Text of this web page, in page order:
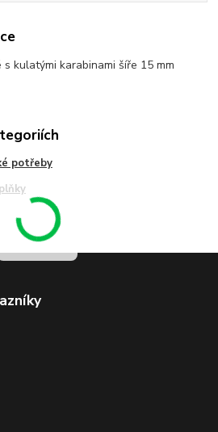
kulatými karabinami šíře 15 mm
potřeby